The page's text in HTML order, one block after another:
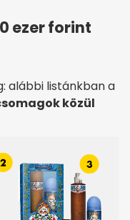
ezer forint
alábbi listánkban a
közül